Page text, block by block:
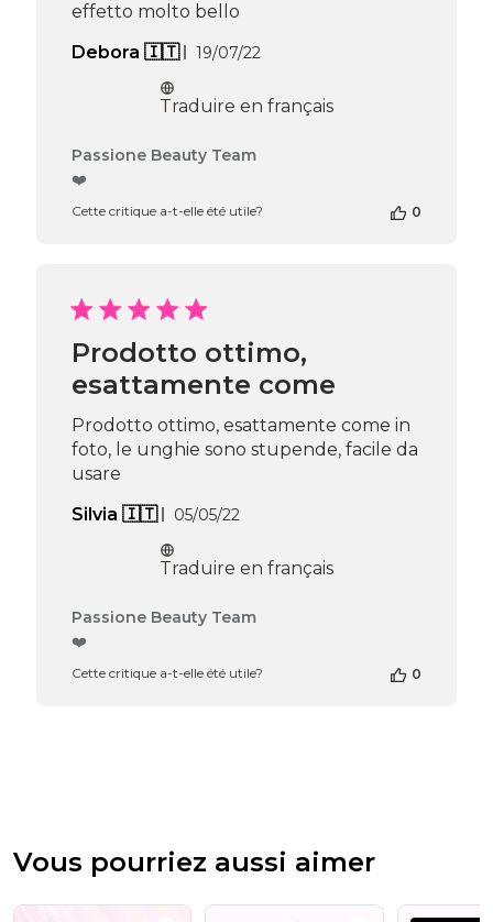
effetto molto bello
Debora 🇮🇹
Date
publication
19/07/22
Traduire en français
Commentaires
de
Passione
Beauty
Team
Thu
Apr
Passione Beauty Team
❤️
Cette critique a-t-elle été utile? 0
Prodotto ottimo,
esattamente come
Prodotto ottimo, esattamente come in
foto, le unghie sono stupende, facile da
usare
Silvia 🇮🇹
Date
publication
05/05/22
Traduire en français
Commentaires
de
du
Apr
Passione Beauty Team
❤️
Cette critique a-t-elle été utile? 0
Vous pourriez aussi aimer